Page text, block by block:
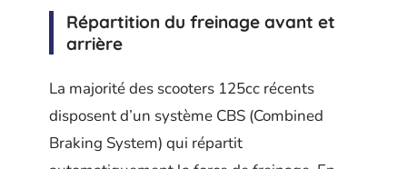
Répartition du freinage avant et
arrière
La majorité des scooters 125cc récents
disposent d’un système CBS (Combined
Braking System) qui répartit